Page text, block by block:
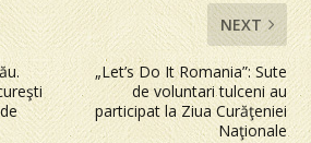
NEXT
„Let’s Do It Romania”: Sute
de voluntari tulceni au
participat la Ziua Curăţeniei
Naţionale